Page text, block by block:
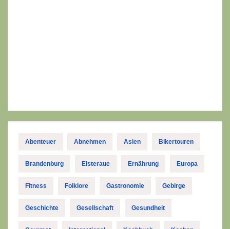
Abenteuer Abnehmen Asien Bikertouren
Brandenburg Elsteraue Ernährung Europa
Fitness Folklore Gastronomie Gebirge
Geschichte Gesellschaft Gesundheit